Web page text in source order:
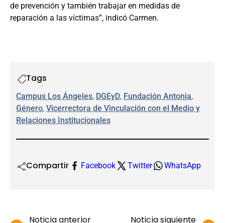
de prevención y también trabajar en medidas de
reparación a las víctimas”, indicó Carmen.
Tags
Campus Los Ángeles, DGEyD, Fundación Antonia
Género, Vicerrectora de Vinculación con el Medio y
Relaciones Institucionales
Compartir Facebook Twitter WhatsApp
Noticia anterior Noticia siguiente